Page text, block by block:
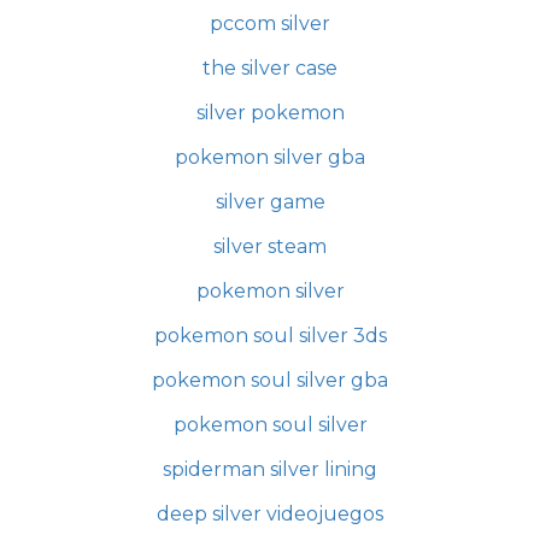
pccom silver
the silver case
silver pokemon
pokemon silver gba
silver game
silver steam
pokemon silver
pokemon soul silver 3ds
pokemon soul silver gba
pokemon soul silver
spiderman silver lining
deep silver videojuegos